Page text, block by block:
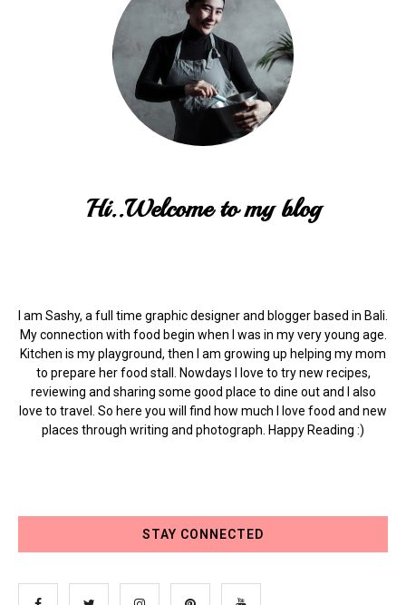
Hi..Welcome to my blog
I am Sashy, a full time graphic designer and blogger based in Bali.
My connection with food begin when I was in my very young age.
Kitchen is my playground, then I am growing up helping my mom
to prepare her food stall. Nowdays I love to try new recipes,
reviewing and sharing some good place to dine out and I also
love to travel. So here you will find how much I love food and new
places through writing and photograph. Happy Reading :)
STAY CONNECTED